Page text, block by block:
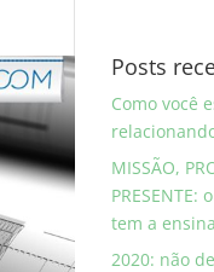
Posts
Como você
MISSÃO,
PRESENTE:
tem a
2020: não